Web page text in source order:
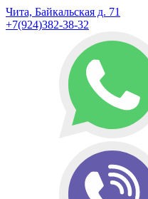
Чита, Байкальская д. 71
+7(924)382-38-32